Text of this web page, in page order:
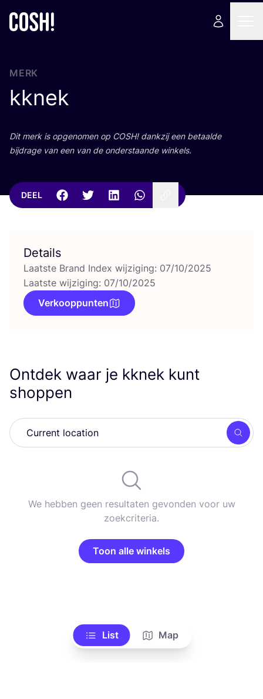
MERK
kknek
Dit merk is opge­no­men op COSH! dank­zij een betaal­de
bij­dra­ge van een van de onder­staan­de winkels.
DEEL
Details
Laatste Brand Index wijziging: 07/10/2025
Laatste wijziging: 07/10/2025
Verkooppunten
Ontdek waar je kknek kunt
shoppen
Zoek
We hebben geen resultaten gevonden voor uw
zoekcriteria.
Toon alle winkels
List Map